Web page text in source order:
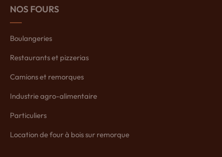
NOS FOURS
Boulangeries
Restaurants et pizzerias
Camions et remorques
Industrie agro-alimentaire
Particuliers
Location de four à bois sur remorque